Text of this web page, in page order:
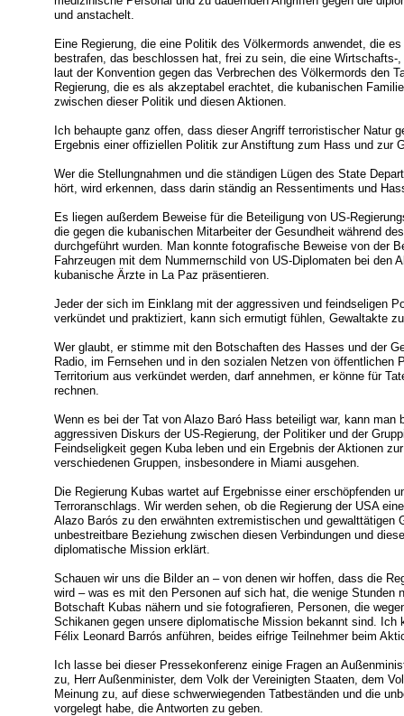
und anstachelt.
Eine Regierung, die eine Politik des Völkermords anwendet, die
bestrafen, das beschlossen hat, frei zu sein, die eine Wirtschafts-
laut der Konvention gegen das Verbrechen des Völkermords den
Regierung, die es als akzeptabel erachtet, die kubanischen
zwischen dieser Politik und diesen Aktionen.
Ich behaupte ganz offen, dass dieser Angriff terroristischer Natur
Ergebnis einer offiziellen Politik zur Anstiftung zum Hass und zur
Wer die Stellungnahmen und die ständigen Lügen des State
hört, wird erkennen, dass darin ständig an Ressentiments und
Es liegen außerdem Beweise für die Beteiligung von US-
die gegen die kubanischen Mitarbeiter der Gesundheit während
durchgeführt wurden. Man konnte fotografische Beweise von der
Fahrzeugen mit dem Nummernschild von US-Diplomaten bei den
kubanische Ärzte in La Paz präsentieren.
Jeder der sich im Einklang mit der aggressiven und feindseligen
verkündet und praktiziert, kann sich ermutigt fühlen, Gewaltakte
Wer glaubt, er stimme mit den Botschaften des Hasses und der
Radio, im Fernsehen und in den sozialen Netzen von öffentlichen
Territorium aus verkündet werden, darf annehmen, er könne für
rechnen.
Wenn es bei der Tat von Alazo Baró Hass beteiligt war, kann
aggressiven Diskurs der US-Regierung, der Politiker und der
Feindseligkeit gegen Kuba leben und ein Ergebnis der Aktionen
verschiedenen Gruppen, insbesondere in Miami ausgehen.
Die Regierung Kubas wartet auf Ergebnisse einer erschöpfenden
Terroranschlags. Wir werden sehen, ob die Regierung der USA
Alazo Barós zu den erwähnten extremistischen und gewalttätigen
unbestreitbare Beziehung zwischen diesen Verbindungen und
diplomatische Mission erklärt.
Schauen wir uns die Bilder an – von denen wir hoffen, dass die
wird – was es mit den Personen auf sich hat, die wenige Stunden
Botschaft Kubas nähern und sie fotografieren, Personen, die
Schikanen gegen unsere diplomatische Mission bekannt sind. Ich
Félix Leonard Barrós anführen, beides eifrige Teilnehmer beim
Ich lasse bei dieser Pressekonferenz einige Fragen an
zu, Herr Außenminister, dem Volk der Vereinigten Staaten, dem
Meinung zu, auf diese schwerwiegenden Tatbeständen und die
vorgelegt habe, die Antworten zu geben.